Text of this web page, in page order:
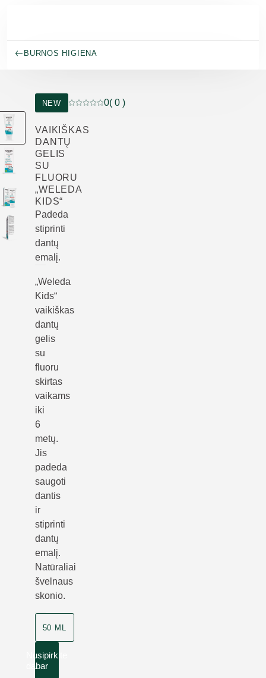
BURNOS HIGIENA
NEW
Dabartinis įvertinimas: 0 iš 5 žvaigždučių
0( 0 )
VAIKIŠKAS
DANTŲ
GELIS
SU
FLUORU
„WELEDA
KIDS“
Padeda
stiprinti
dantų
emalį.
„Weleda
Kids“
vaikiškas
dantų
gelis
su
fluoru
skirtas
vaikams
iki
6
metų.
Jis
padeda
saugoti
dantis
ir
stiprinti
dantų
emalį.
Natūraliai
švelnaus
skonio.
50 ML
Nusipirkite
dabar